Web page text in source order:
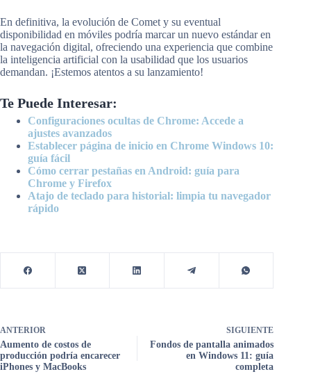
En definitiva, la evolución de Comet y su eventual
disponibilidad en móviles podría marcar un nuevo estándar en
la navegación digital, ofreciendo una experiencia que combine
la inteligencia artificial con la usabilidad que los usuarios
demandan. ¡Estemos atentos a su lanzamiento!
Te Puede Interesar:
Configuraciones ocultas de Chrome: Accede a
ajustes avanzados
Establecer página de inicio en Chrome Windows 10:
guía fácil
Cómo cerrar pestañas en Android: guía para
Chrome y Firefox
Atajo de teclado para historial: limpia tu navegador
rápido
ANTERIOR
Aumento de costos de
producción podría encarecer
iPhones y MacBooks
SIGUIENTE
Fondos de pantalla animados
en Windows 11: guía
completa